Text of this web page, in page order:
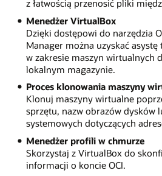
z łatwością przenosić pliki
Menedżer VirtualBox
Dzięki dostępowi do narzędzia
Manager można uzyskać asystę
w zakresie maszyn wirtualnych
lokalnym magazynie.
Proces klonowania maszyny
Klonuj maszyny wirtualne
sprzętu, nazw obrazów dysków
systemowych dotyczących
Menedżer profili w chmurze
Skorzystaj z VirtualBox do
informacji o koncie OCI.